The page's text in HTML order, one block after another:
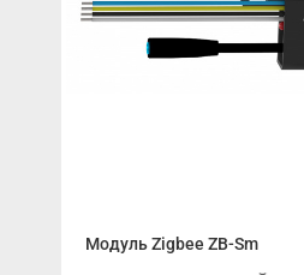
Модуль Zigbee ZB-Sm